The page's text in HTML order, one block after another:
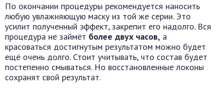
По окончании процедуры рекомендуется наносить
любую увлажняющую маску из той же серии. Это
усилит полученный эффект, закрепит его надолго. Вся
процедура не займёт более двух часов, а
красоваться достигнутым результатом можно будет
ещё очень долго. Стоит учитывать, что состав будет
постепенно смываться. Но восстановленные локоны
сохранят свой результат.